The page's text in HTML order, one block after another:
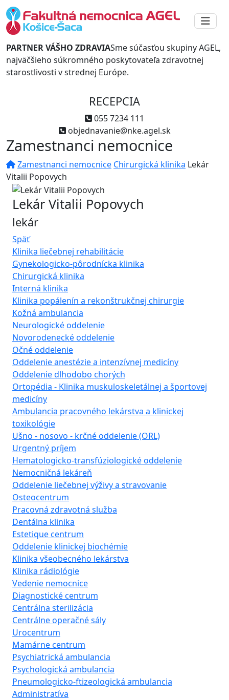
PARTNER VÁŠHO ZDRAVIASme súčasťou skupiny AGEL,
najväčšieho súkromného poskytovateľa zdravotnej
starostlivosti v strednej Európe.
RECEPCIA
055 7234 111
objednavanie@nke.agel.sk
Zamestnanci nemocnice
Zamestnanci nemocnice Chirurgická klinika Lekár
Vitalii Popovych
Lekár Vitalii Popovych
lekár
Späť
Klinika liečebnej rehabilitácie
Gynekologicko-pôrodnícka klinika
Chirurgická klinika
Interná klinika
Klinika popálenín a rekonštrukčnej chirurgie
Kožná ambulancia
Neurologické oddelenie
Novorodenecké oddelenie
Očné oddelenie
Oddelenie anestézie a intenzívnej medicíny
Oddelenie dlhodobo chorých
Ortopédia - Klinika muskuloskeletálnej a športovej
medicíny
Ambulancia pracovného lekárstva a klinickej
toxikológie
Ušno - nosovo - krčné oddelenie (ORL)
Urgentný príjem
Hematologicko-transfúziologické oddelenie
Nemocničná lekáreň
Oddelenie liečebnej výživy a stravovanie
Osteocentrum
Pracovná zdravotná služba
Dentálna klinika
Estetique centrum
Oddelenie klinickej biochémie
Klinika všeobecného lekárstva
Klinika rádiológie
Vedenie nemocnice
Diagnostické centrum
Centrálna sterilizácia
Centrálne operačné sály
Urocentrum
Mamárne centrum
Psychiatrická ambulancia
Psychologická ambulancia
Pneumologicko-ftizeologická ambulancia
Administratíva